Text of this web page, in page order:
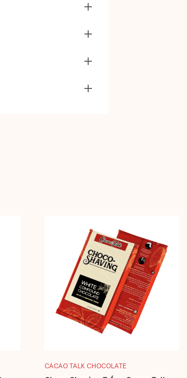
CACAO TALK CHOCOLATE